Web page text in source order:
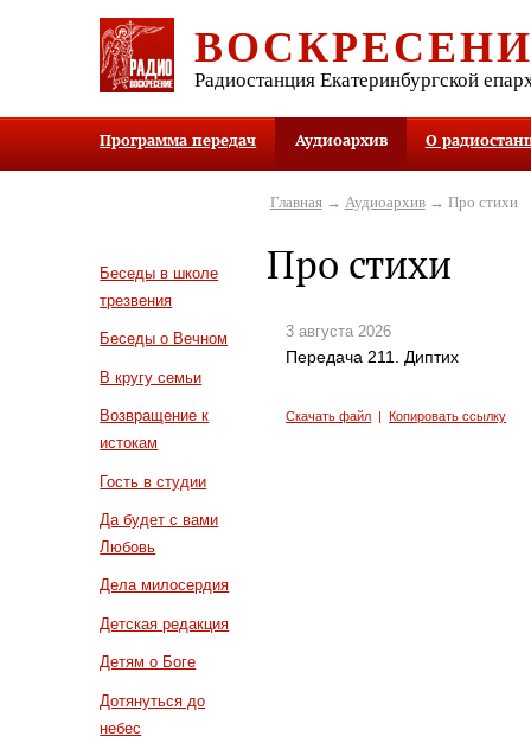
Радиостанция Екатеринбургской
Программа передач Аудиоархив О
Беседы в школе
трезвения
Беседы о Вечном
В кругу семьи
Возвращение к
истокам
Гость в студии
Да будет с вами
Любовь
Дела милосердия
Детская редакция
Детям о Боге
Дотянуться до
небес
Главная→ Аудиоархив→ Про стихи
Про стихи
3 августа 2026
Передача 211. Диптих
Скачать файл |Копировать ссылку